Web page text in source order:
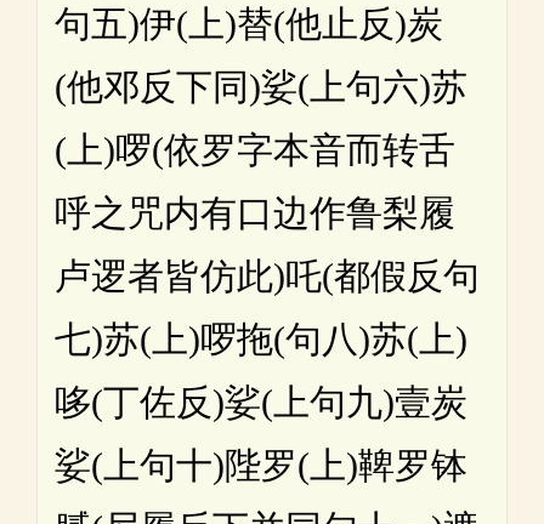
句五)伊(上)替(他止反)炭
(他邓反下同)娑(上句六)苏
(上)啰(依罗字本音而转舌
呼之咒内有口边作鲁梨履
卢逻者皆仿此)吒(都假反句
七)苏(上)啰拖(句八)苏(上)
哆(丁佐反)娑(上句九)壹炭
娑(上句十)陛罗(上)鞞罗钵